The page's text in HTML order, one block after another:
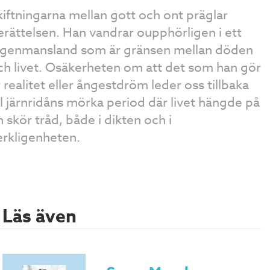
mellan gott och ont präglar
Han vandrar oupphörligen i ett
som är gränsen mellan döden
livet. Osäkerheten om att det som han gör
realitet eller ångestdröm leder oss tillbaka
järnridåns mörka period där livet hängde på
skör tråd, både i dikten och i
Läs även